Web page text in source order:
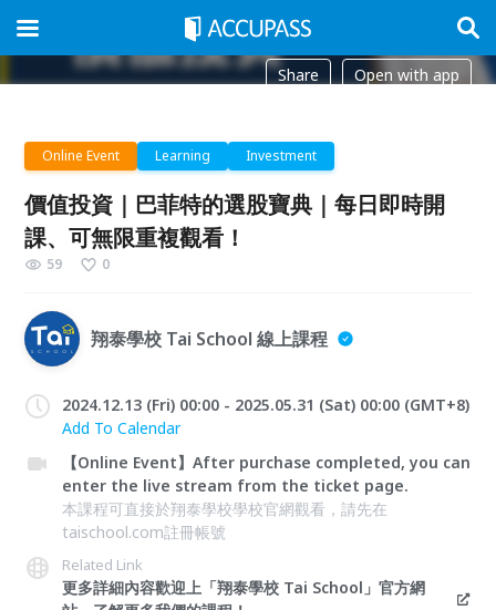
Share Open with app
Online Event Learning Investment
價值投資｜巴菲特的選股寶典｜每日即時開
課、可無限重複觀看！
59 0
翔泰學校 Tai School 線上課程
2024.12.13 (Fri) 00:00 - 2025.05.31 (Sat) 00:00 (GMT+8)
Add To Calendar
【Online Event】After purchase completed, you can
enter the live stream from the ticket page.
本課程可直接於翔泰學校學校官網觀看，請先在
taischool.com註冊帳號
Related Link
更多詳細內容歡迎上「翔泰學校 Tai School」官方網